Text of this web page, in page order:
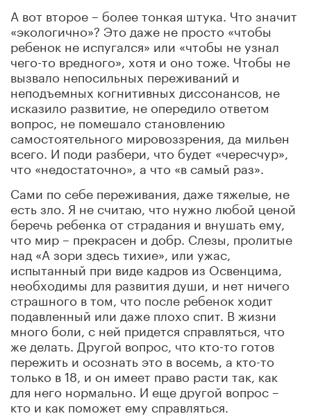
А вот второе – более тонкая штука. Что значит
«экологично»? Это даже не просто «чтобы
ребенок не испугался» или «чтобы не узнал
чего-то вредного», хотя и оно тоже. Чтобы не
вызвало непосильных переживаний и
неподъемных когнитивных диссонансов, не
исказило развитие, не опередило ответом
вопрос, не помешало становлению
самостоятельного мировоззрения, да мильен
всего. И поди разбери, что будет «чересчур»,
что «недостаточно», а что «в самый раз».
Сами по себе переживания, даже тяжелые, не
есть зло. Я не считаю, что нужно любой ценой
беречь ребенка от страдания и внушать ему,
что мир – прекрасен и добр. Слезы, пролитые
над «А зори здесь тихие», или ужас,
испытанный при виде кадров из Освенцима,
необходимы для развития души, и нет ничего
страшного в том, что после ребенок ходит
подавленный или даже плохо спит. В жизни
много боли, с ней придется справляться, что
же делать. Другой вопрос, что кто-то готов
пережить и осознать это в восемь, а кто-то
только в 18, и он имеет право расти так, как
для него нормально. И еще другой вопрос –
кто и как поможет ему справляться.